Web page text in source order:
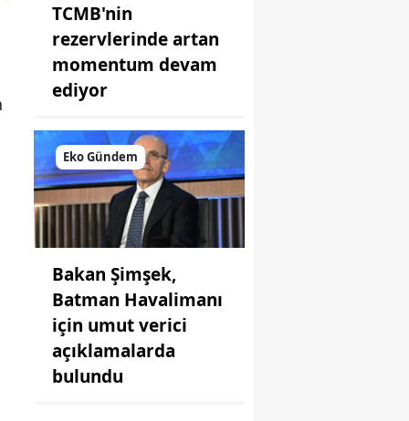
TCMB'nin
rezervlerinde artan
momentum devam
ediyor
Eko Gündem
Bakan Şimşek,
Batman Havalimanı
için umut verici
açıklamalarda
bulundu